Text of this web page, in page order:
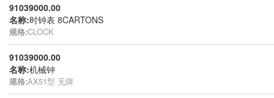
91039000.00
名称:时钟表 8CARTONS
规格:CLOCK
91039000.00
名称:机械钟
规格:AX51型 无牌